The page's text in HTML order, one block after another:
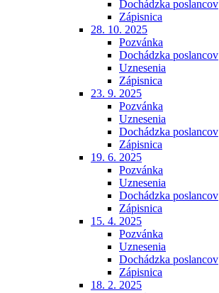
Dochádzka poslancov
Zápisnica
28. 10. 2025
Pozvánka
Dochádzka poslancov
Uznesenia
Zápisnica
23. 9. 2025
Pozvánka
Uznesenia
Dochádzka poslancov
Zápisnica
19. 6. 2025
Pozvánka
Uznesenia
Dochádzka poslancov
Zápisnica
15. 4. 2025
Pozvánka
Uznesenia
Dochádzka poslancov
Zápisnica
18. 2. 2025